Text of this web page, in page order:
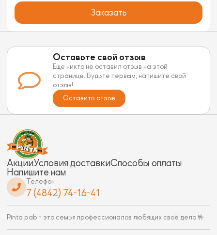
Заказать
Оставьте свой отзыв
Еще никто не оставил отзыв на этой
странице. Будьте первым, напишите свой
отзыв!
Оставить отзыв
АкцииУсловия доставкиСпособы оплаты
Напишите нам
Телефон
7 (4842) 74-16-41
Pinta pab - это семья профессионалов любящих своё дело 🤟